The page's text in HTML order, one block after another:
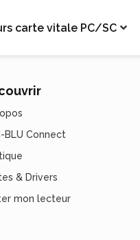
carte vitale PC/SC
BLU Connect
& Drivers
mon lecteur